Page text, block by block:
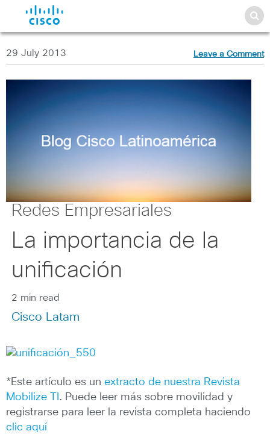
29 July 2013 Leave a Comment
Redes Empresariales
La importancia de la
unificación
2 min read
Cisco Latam
*Este artículo es un extracto de nuestra Revista
Mobilize TI . Puede leer más sobre movilidad y
registrarse para leer la revista completa haciendo
clic aquí